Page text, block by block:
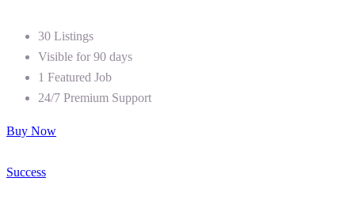
30 Listings
Visible for 90 days
1 Featured Job
24/7 Premium Support
Buy Now
Success